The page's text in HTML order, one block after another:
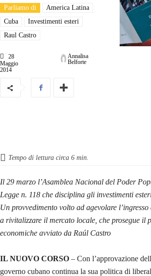
Parliamo di
America Latina
Cuba
Investimenti esteri
Raul Castro
28
Maggio
2014
Annalisa
Belforte
Tempo di lettura circa 6 min.
Il 29 marzo l’Asamblea Nacional del Poder
Legge n. 118 che disciplina gli investimenti
Un provvedimento volto ad agevolare
a rivitalizzare il mercato locale, che prosegue il
economiche avviato da Raúl Castro
IL NUOVO CORSO – Con l’approvazione
governo cubano continua la sua politica di